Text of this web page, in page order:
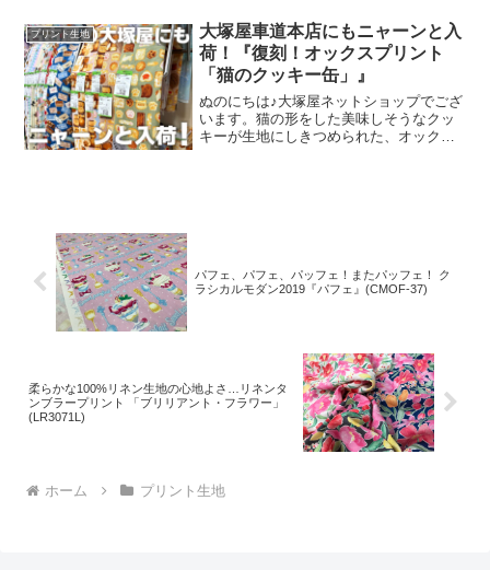
客さまにご来場いただきましたことを御
礼申し上
プリント生地
大塚屋車道本店にもニャーンと入
荷！『復刻！オックスプリント
「猫のクッキー缶」』
ぬのにちは♪大塚屋ネットショップでござ
います。猫の形をした美味しそうなクッ
キーが生地にしきつめられた、オックス
パフェ、パフェ、パッフェ！またパッフェ！ ク
ラシカルモダン2019『パフェ』(CMOF-37)
柔らかな100%リネン生地の心地よさ…リネンタ
ンブラープリント 「ブリリアント・フラワー」
(LR3071L)
ホーム プリント生地